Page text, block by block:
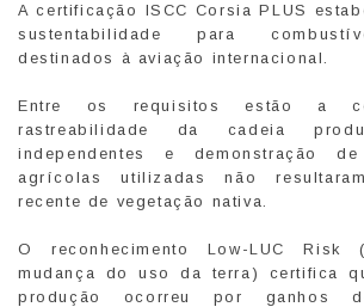
A certificação ISCC Corsia PLUS
sustentabilidade para
destinados à aviação internacional.
Entre os requisitos estão a
rastreabilidade da cadeia
independentes e demonstração
agrícolas utilizadas não
recente de vegetação nativa.
O reconhecimento Low-LUC
mudança do uso da terra) certifica
produção ocorreu por ganhos